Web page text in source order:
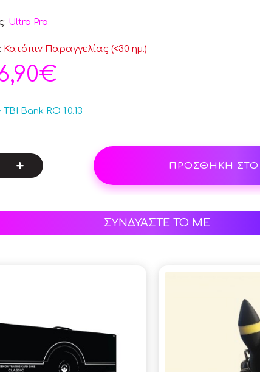
Ultra Pro
Κατόπιν Παραγγελίας (<30 ημ.)
+ ΠΡΟΣΘΗΚΗ ΣΤΟ
ΣΥΝΔΥΑΣΤΕ ΤΟ ΜΕ